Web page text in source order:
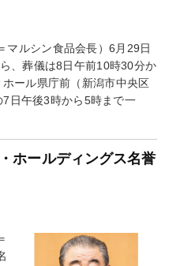
ルシン食品会長）6月29日
、葬儀は8日午前10時30分か
ール県庁前（新潟市中央区
日午後3時から5時まで一
ホールディングス名誉